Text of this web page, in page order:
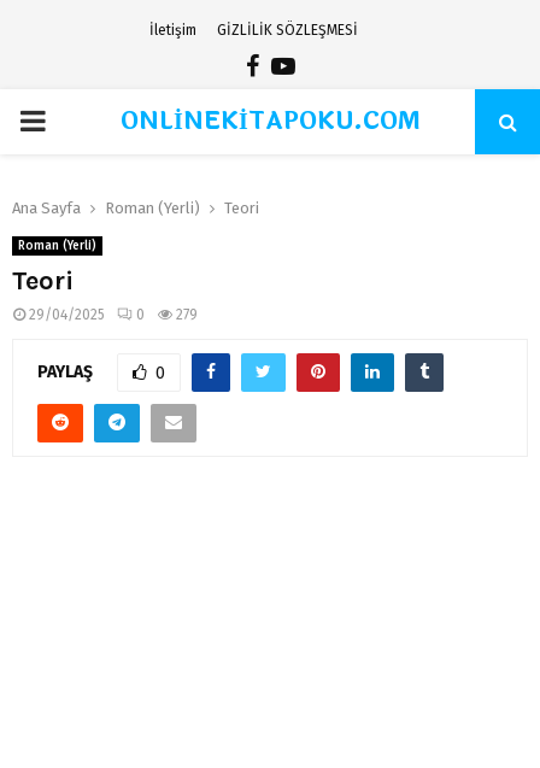
İletişim GİZLİLİK SÖZLEŞMESİ
Facebook
Youtube
PRIMARYONLİNEKİTAPOKU.COM
Ana Sayfa Roman (Yerli) Teori
Roman (Yerli)
Teori
29/04/2025 0 279
PAYLAŞ 0